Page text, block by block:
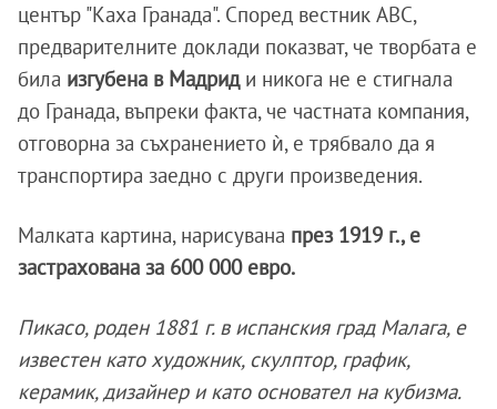
център "Каха Гранада". Според вестник ABC,
предварителните доклади показват, че творбата е
била изгубена в Мадриди никога не е стигнала
до Гранада, въпреки факта, че частната компания,
отговорна за съхранението ѝ, е трябвало да я
транспортира заедно с други произведения.
Малката картина, нарисувана през 1919 г., е
застрахована за 600 000 евро.
Пикасо, роден 1881 г. в испанския град Малага, е
известен като художник, скулптор, график,
керамик, дизайнер и като основател на кубизма.